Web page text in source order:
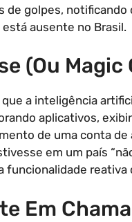
de golpes,
ausente no Brasil.
(ou Magic
a inteligência
aplicativos,
de uma conta de
em um país
funcionalidade
Em